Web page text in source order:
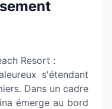
Resort :
s'étendant
Dans un cadre
émerge au bord